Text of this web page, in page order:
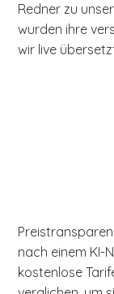
Redner zu
wurden ihre
wir live
nach einem KI-
kostenlose